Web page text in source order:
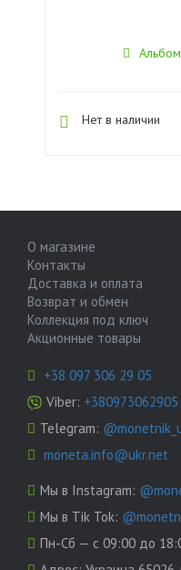
Нет в наличии
О магазине
Контакты
Доставка и оплата
Возврат и обмен
Коллекция под ключ
Акционные товары
+38 097 306 29 05
Viber: +380973062905
Telegram:
moneta.info@ukr.net
Мы в Instagram:
Мы в Tik Tok:
Пн-Сб — с 09:00 до